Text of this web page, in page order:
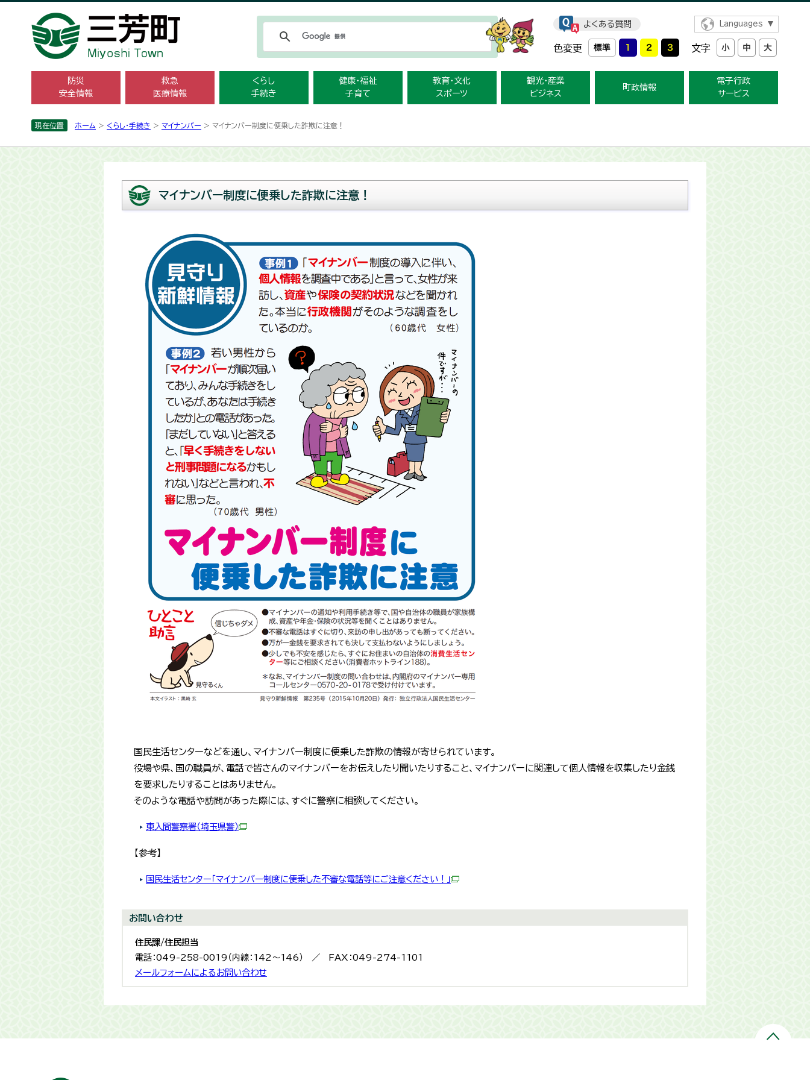
よくある質問 Languages
色変更 文字
防災
安全情報
救急
医療情報
くらし
手続き
健康・福祉
子育て
教育・文化
スポーツ
観光・産業
ビジネス
町政情報
電子行政
サービス
現在位置 ホーム > くらし・手続き > マイナンバー > マイナンバー制度に便乗した詐欺に注意！
マイナンバー制度に便乗した詐欺に注意！
国民生活センターなどを通し、マイナンバー制度に便乗した詐欺の情報が寄せられています。
役場や県、国の職員が、電話で皆さんのマイナンバーをお伝えしたり聞いたりすること、マイナンバーに関連して個人情報を収集したり金銭
を要求したりすることはありません。
そのような電話や訪問があった際には、すぐに警察に相談してください。
東入間警察署（埼玉県警）
【参考】
国民生活センター「マイナンバー制度に便乗した不審な電話等にご注意ください！」
お問い合わせ
住民課/住民担当
電話：049-258-0019（内線：142～146） ／ FAX：049-274-1101
メールフォームによるお問い合わせ